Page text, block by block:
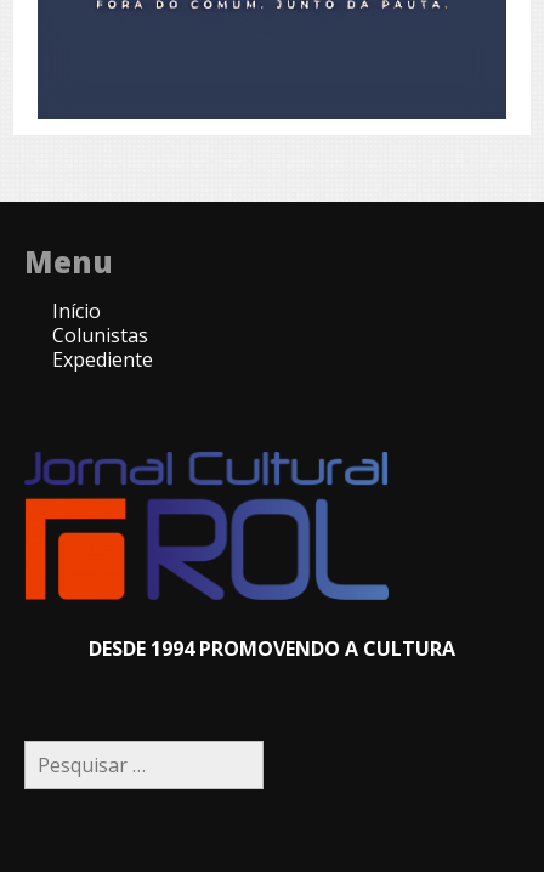
Menu
Início
Colunistas
Expediente
DESDE 1994 PROMOVENDO A CULTURA
Pesquisar
por: